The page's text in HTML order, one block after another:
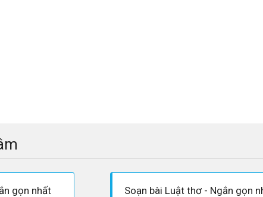
gọn nhất Soạn bài Luật thơ - Ngắn gọn